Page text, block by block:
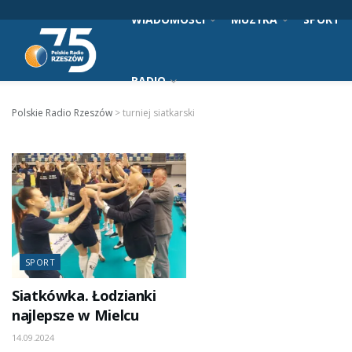
WIADOMOŚCI MUZYKA SPORT
RADIO
Polskie Radio Rzeszów >turniej siatkarski
SPORT
Siatkówka. Łodzianki
najlepsze w Mielcu
14.09.2024